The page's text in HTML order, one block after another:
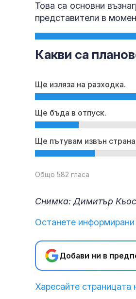
Това са основни
представители в
Какви са
Ще изляза на разходка.
Ще бъда в отпуск.
Ще пътувам извън
Общо 582 гласа
Снимка: Димитър
Останете информирани
Добави ни в
Харесайте страницата